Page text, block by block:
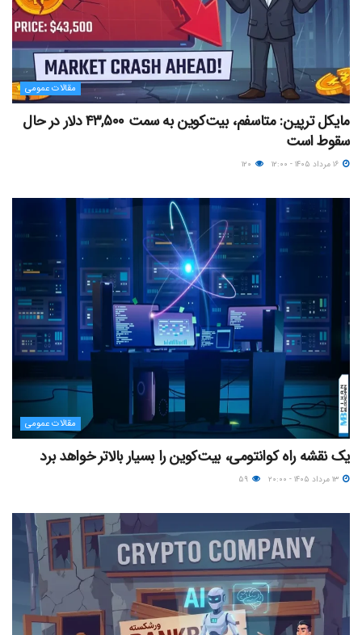
مقالات عمومی
مایکل ترپین: متاسفم، بیت‌کوین به سمت ۴۳,۵۰۰ دلار در حال
سقوط است
مقالات عمومی
یک نقشه راه کوانتومی، بیت‌کوین را بسیار بالاتر خواهد برد